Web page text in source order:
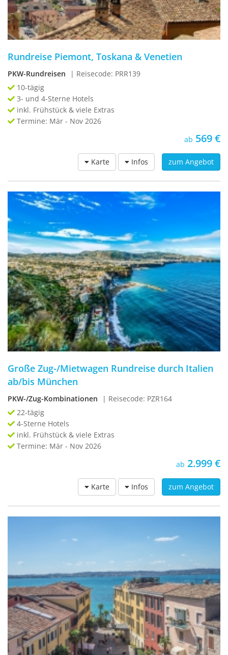
Rundreise Piemont, Toskana & Venetien
PKW-Rundreisen
| Reisecode: PRR139
10-tägig
3- und 4-Sterne Hotels
inkl. Frühstück & viele Extras
Termine: Mär - Nov 2026
ab 569 €
Karte Infos zum Angebot
Große Zug-/Mietwagen Rundreise durch Italien
ab/bis München
PKW-/Zug-Kombinationen
| Reisecode: PZR164
22-tägig
4-Sterne Hotels
inkl. Frühstück & viele Extras
Termine: Mär - Nov 2026
ab 2.999 €
Karte Infos zum Angebot